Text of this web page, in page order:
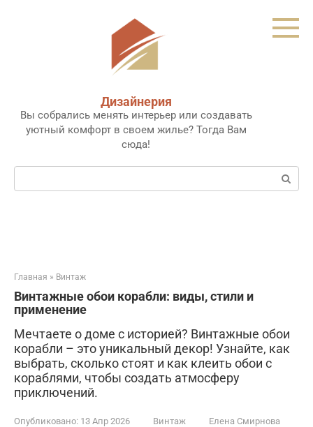
Дизайнерия
Вы собрались менять интерьер или создавать
уютный комфорт в своем жилье? Тогда Вам
сюда!
Поиск:
Главная » Винтаж
Винтажные обои корабли: виды, стили и
применение
Мечтаете о доме с историей? Винтажные обои
корабли – это уникальный декор! Узнайте, как
выбрать, сколько стоят и как клеить обои с
кораблями, чтобы создать атмосферу
приключений.
Опубликовано: 13 Апр 2026 Винтаж Елена Смирнова